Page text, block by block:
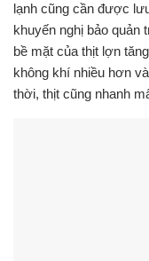
lạnh cũng cần được
khuyến nghị bảo quản
bề mặt của thịt lợn
không khí nhiều hơn
thời, thịt cũng nhanh